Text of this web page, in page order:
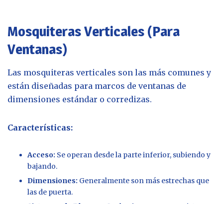
Mosquiteras Verticales (Para
Ventanas)
Las mosquiteras verticales son las más comunes y
están diseñadas para marcos de ventanas de
dimensiones estándar o corredizas.
Características:
Acceso: Se operan desde la parte inferior, subiendo y
bajando.
Dimensiones: Generalmente son más estrechas que
las de puerta.